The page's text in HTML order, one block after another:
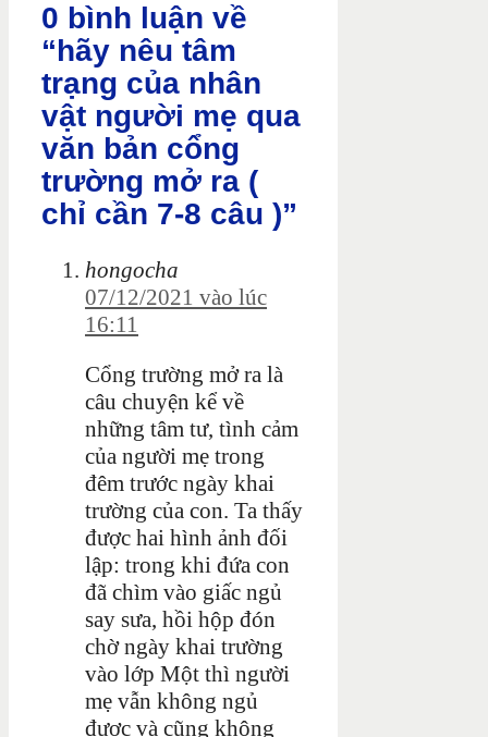
0 bình luận về
“hãy nêu tâm
trạng của nhân
vật người mẹ qua
văn bản cổng
trường mở ra (
chỉ cần 7-8 câu )”
hongocha
07/12/2021 vào lúc
16:11
Cổng trường mở ra là
câu chuyện kể về
những tâm tư, tình cảm
của người mẹ trong
đêm trước ngày khai
trường của con. Ta thấy
được hai hình ảnh đối
lập: trong khi đứa con
đã chìm vào giấc ngủ
say sưa, hồi hộp đón
chờ ngày khai trường
vào lớp Một thì người
mẹ vẫn không ngủ
được và cũng không